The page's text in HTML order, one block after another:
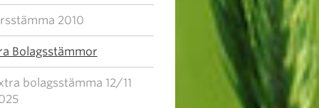
2010
Bolagsstämmor
bolagsstämma 12/11